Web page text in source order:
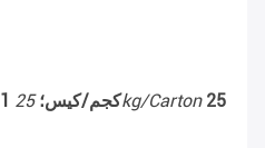
1 كجم/كيس؛25kg/Carton 25